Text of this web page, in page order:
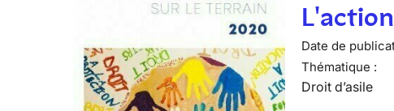
Date de
Thématique :
Droit d’asile